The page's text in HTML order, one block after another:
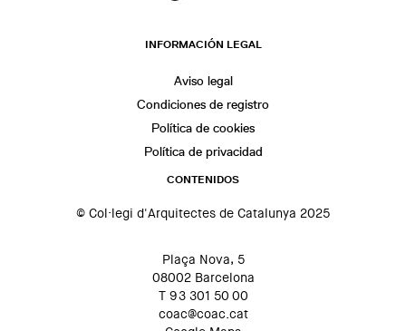
INFORMACIÓN LEGAL
Aviso legal
Condiciones de registro
Política de cookies
Política de privacidad
CONTENIDOS
© Col·legi d'Arquitectes de Catalunya 2025
Plaça Nova, 5
08002 Barcelona
T 93 301 50 00
coac@coac.cat